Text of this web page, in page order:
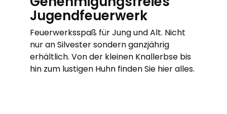
Jugendfeuerwerk
Feuerwerksspaß für Jung und Alt. Nicht
nur an Silvester sondern ganzjährig
erhältlich. Von der kleinen Knallerbse bis
hin zum lustigen Huhn finden Sie hier alles.